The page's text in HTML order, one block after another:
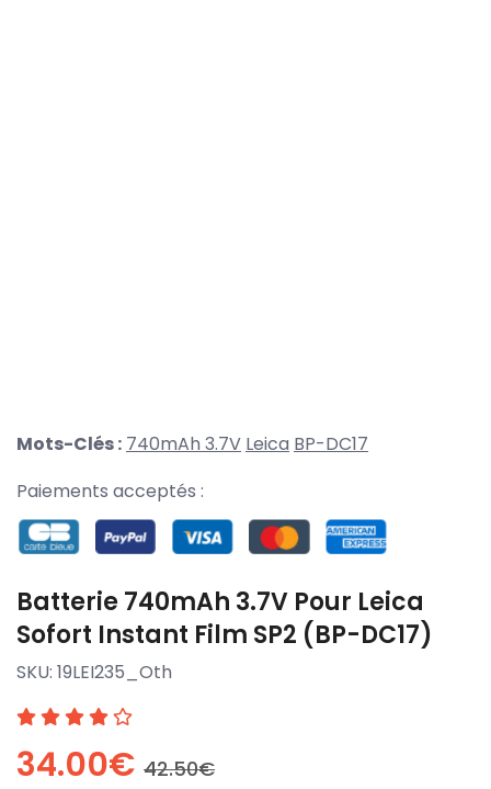
Mots-Clés : 740mAh 3.7V Leica BP-DC17
Paiements acceptés :
Batterie 740mAh 3.7V Pour Leica
Sofort Instant Film SP2 (BP-DC17)
SKU: 19LEI235_Oth
34.00€ 42.50€